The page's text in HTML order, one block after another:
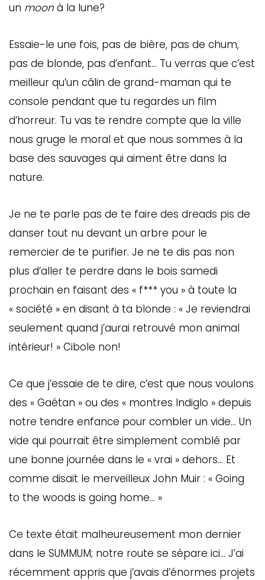
un moon à la lune?
Essaie-le une fois, pas de bière, pas de chum,
pas de blonde, pas d’enfant… Tu verras que c’est
meilleur qu’un câlin de grand-maman qui te
console pendant que tu regardes un film
d’horreur. Tu vas te rendre compte que la ville
nous gruge le moral et que nous sommes à la
base des sauvages qui aiment être dans la
nature.
Je ne te parle pas de te faire des dreads pis de
danser tout nu devant un arbre pour le
remercier de te purifier. Je ne te dis pas non
plus d’aller te perdre dans le bois samedi
prochain en faisant des « f*** you » à toute la
« société » en disant à ta blonde : « Je reviendrai
seulement quand j’aurai retrouvé mon animal
intérieur! » Cibole non!
Ce que j’essaie de te dire, c’est que nous voulons
des « Gaétan » ou des « montres Indiglo » depuis
notre tendre enfance pour combler un vide… Un
vide qui pourrait être simplement comblé par
une bonne journée dans le « vrai » dehors… Et
comme disait le merveilleux John Muir : « Going
to the woods is going home… »
Ce texte était malheureusement mon dernier
dans le SUMMUM; notre route se sépare ici… J’ai
récemment appris que j’avais d’énormes projets